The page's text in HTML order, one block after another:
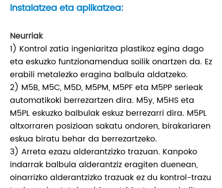
instalatzea eta aplikatzea:
Neurriak
1) Kontrol zatia ingeniaritza plastikoz egina dago
eta eskuzko funtzionamendua soilik onartzen da. Ez
erabili metalezko eragina balbula aldatzeko.
2) M5B, M5C, M5D, M5PM, M5PF eta M5PP serieak
automatikoki berrezartzen dira. M5y, M5HS eta
M5PL eskuzko balbulak eskuz berrezarri dira. M5PL
altxorraren posizioan sakatu ondoren, birakariaren
eskua biratu behar da berrezartzeko.
3) Arreta ezazu alderantzizko trazuan. Kanpoko
indarrak balbula alderantziz eragiten duenean,
oinarrizko alderantzizko trazuak ez du kontrol-trazu